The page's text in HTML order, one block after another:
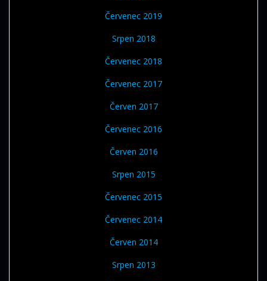
Červenec 2019
Srpen 2018
Červenec 2018
Červenec 2017
Červen 2017
Červenec 2016
Červen 2016
Srpen 2015
Červenec 2015
Červenec 2014
Červen 2014
Srpen 2013